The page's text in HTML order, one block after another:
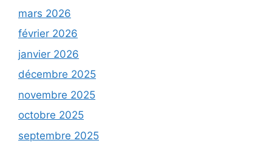
mars 2026
février 2026
janvier 2026
décembre 2025
novembre 2025
octobre 2025
septembre 2025